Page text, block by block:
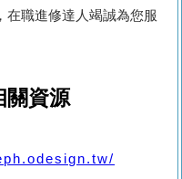
在職進修達人竭誠為您服
關資源